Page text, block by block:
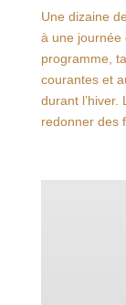
Une dizaine
à une journée
programme,
courantes et
durant
redonner des